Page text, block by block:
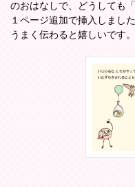
のおはなしで、どうしても
１ページ追加で挿入しました
うまく伝わると嬉しいです。